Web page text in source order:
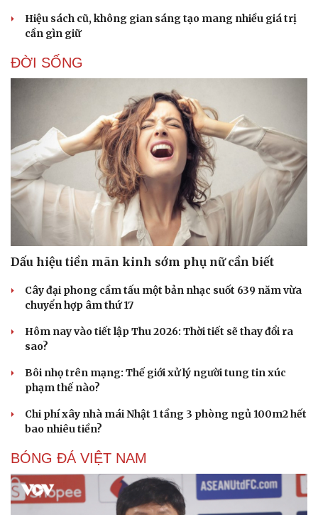
Sức khỏe
Dinh dưỡng - món ngon
Đời sống
Nhà đẹp
Hiệu sách cũ, không gian sáng tạo mang nhiều giá trị
cần gìn giữ
ĐỜI SỐNG
Dấu hiệu tiền mãn kinh sớm phụ nữ cần biết
Cây đại phong cầm tấu một bản nhạc suốt 639 năm vừa
chuyển hợp âm thứ 17
Hôm nay vào tiết lập Thu 2026: Thời tiết sẽ thay đổi ra
sao?
Bôi nhọ trên mạng: Thế giới xử lý người tung tin xúc
phạm thế nào?
Chi phí xây nhà mái Nhật 1 tầng 3 phòng ngủ 100m2 hết
bao nhiêu tiền?
BÓNG ĐÁ VIỆT NAM